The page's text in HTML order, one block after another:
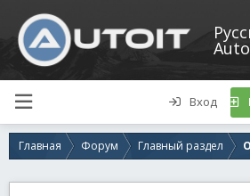
Вход
Главная Форум Главный раздел